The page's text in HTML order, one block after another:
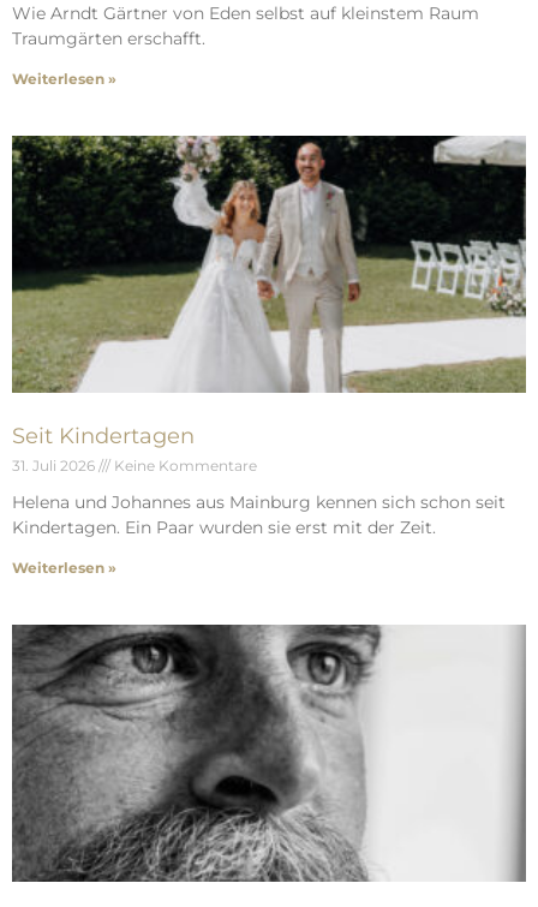
Wie Arndt Gärtner von Eden selbst auf kleinstem Raum
Traumgärten erschafft.
Weiterlesen »
Seit Kindertagen
31. Juli 2026 Keine Kommentare
Helena und Johannes aus Mainburg kennen sich schon seit
Kindertagen. Ein Paar wurden sie erst mit der Zeit.
Weiterlesen »